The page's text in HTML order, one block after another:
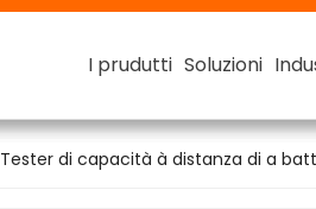
I prudutti Soluzioni
I prudutti Soluzioni
I prudutti Soluzioni
I prudutti Soluzioni
Tester di capacità à distanza di a